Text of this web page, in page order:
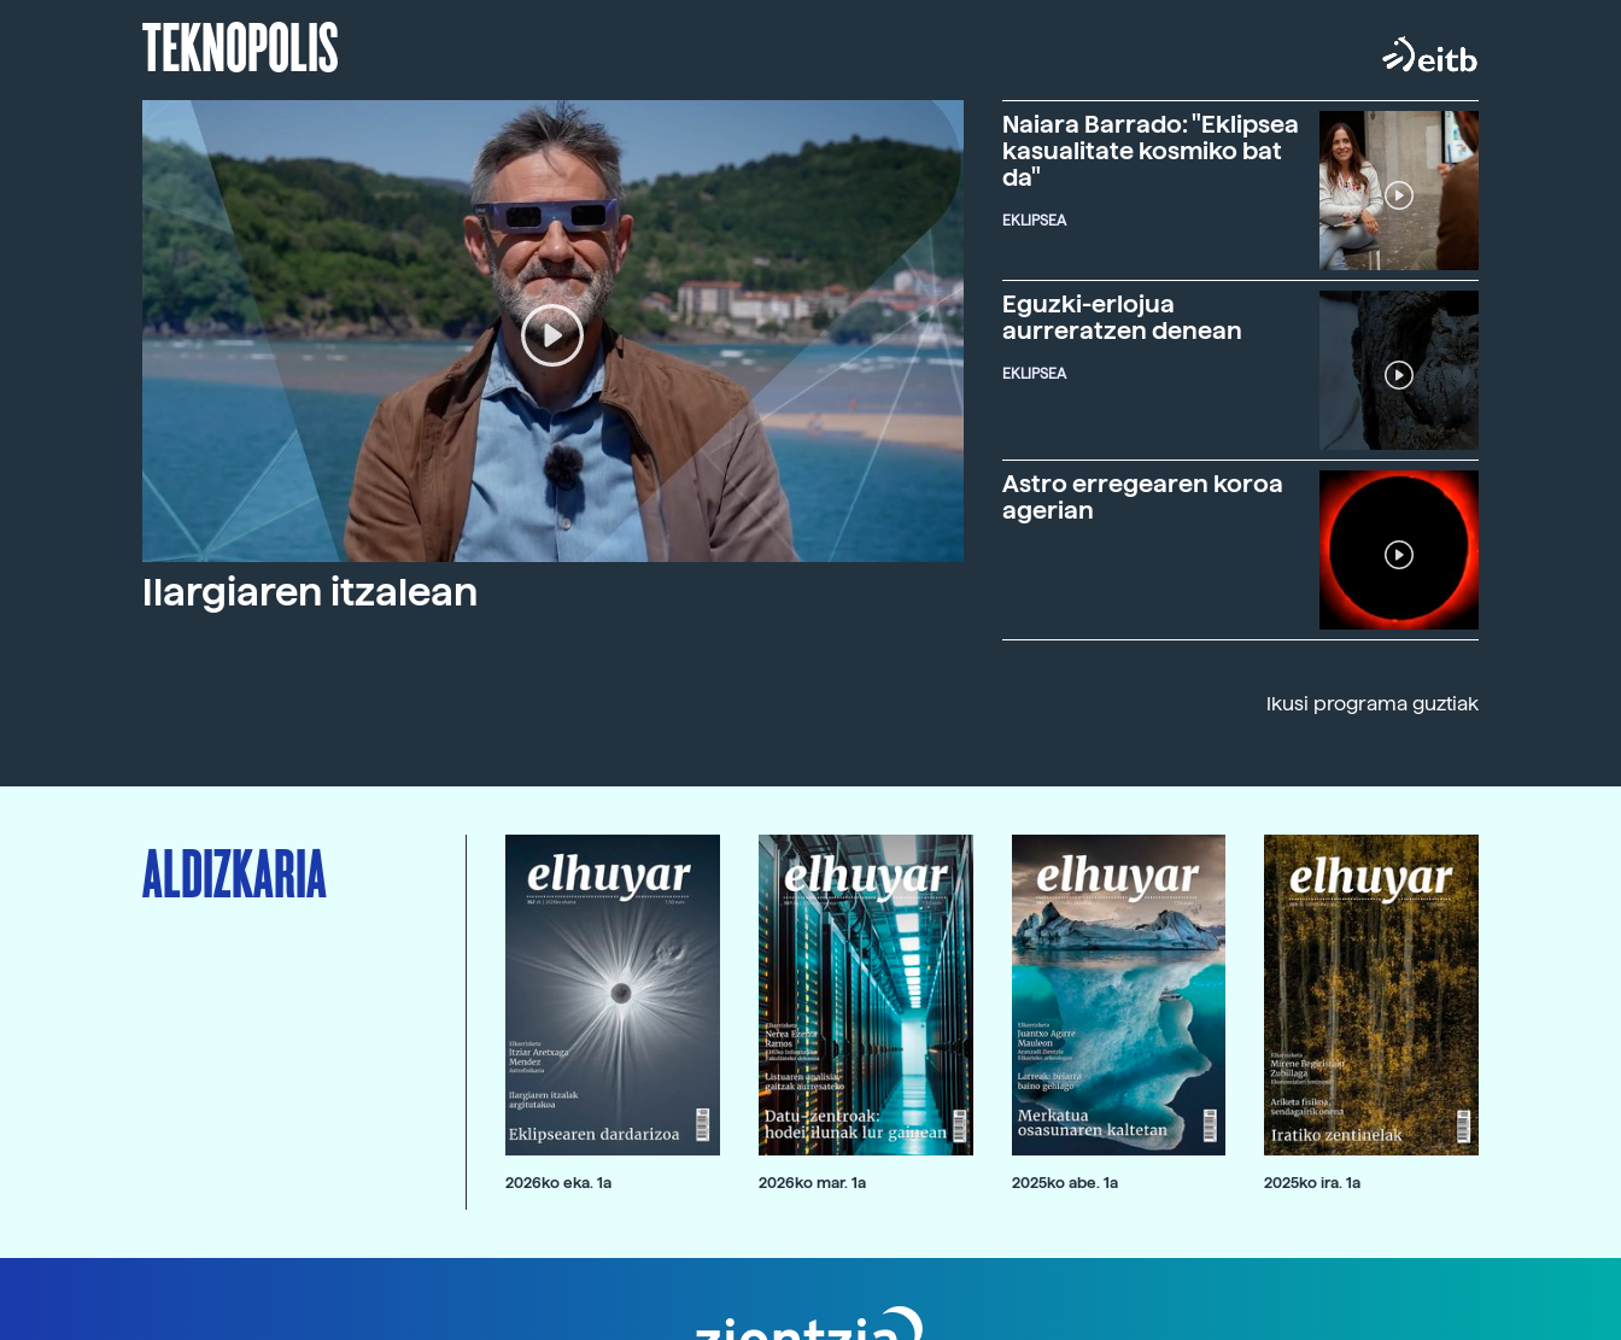
TEKNOPOLIS
Ilargiaren itzalean
Naiara Barrado: "Eklipsea
kasualitate kosmiko bat
da"
EKLIPSEA
Eguzki-erlojua
aurreratzen denean
EKLIPSEA
Astro erregearen koroa
agerian
Ikusi programa guztiak
ALDIZKARIA
2026ko eka. 1a 2026ko mar. 1a 2025ko abe. 1a 2025ko ira. 1a